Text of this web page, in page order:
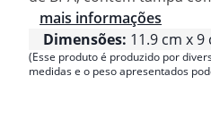
mais informações
Dimensões: 11.9 cm x 9
(Esse produto é produzido por
medidas e o peso apresentados